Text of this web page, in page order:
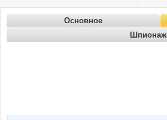
Основное
Шпионаж